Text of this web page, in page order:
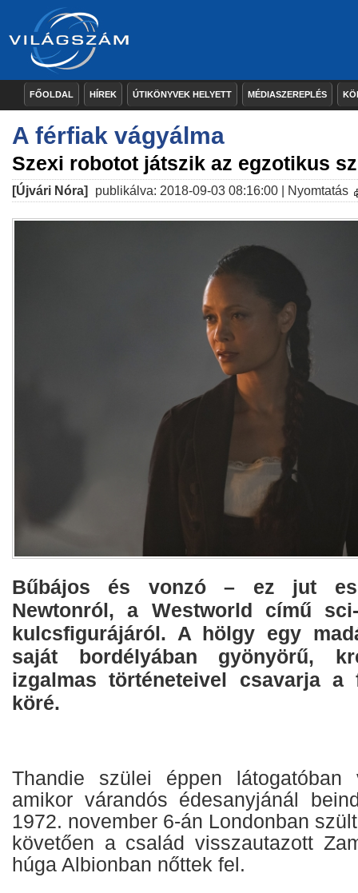
FŐOLDAL HÍREK ÚTIKÖNYVEK HELYETT MÉDIASZEREPLÉS
A férfiak vágyálma
Szexi robotot játszik az egzotikus
[Újvári Nóra] publikálva: 2018-09-03 08:16:00 | Nyomtatás
Bűbájos és vonzó – ez jut
Newtonról, a Westworld című
kulcsfigurájáról. A hölgy egy
saját bordélyában gyönyörű,
izgalmas történeteivel csavarja
köré.
Thandie szülei éppen látogatóban
amikor várandós édesanyjánál
1972. november 6-án Londonban
követően a család visszautazott
húga Albionban nőttek fel.